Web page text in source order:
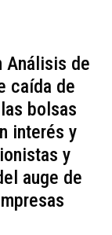
Análisis de
caída de
bolsas
interés y
y
auge de